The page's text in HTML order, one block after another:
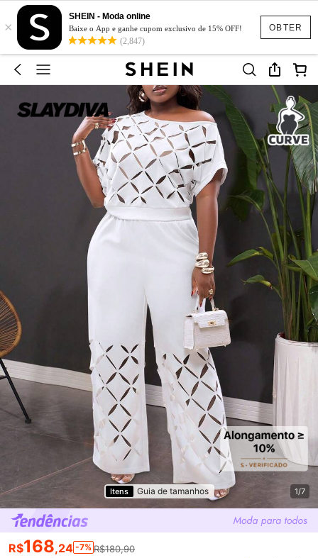
OBTER
×
SHEIN - Moda online
Baixe o App e ganhe cupom exclusivo de 15% OFF!
(2,847)
Itens Guia de tamanhos 1/7
R$168,24 -7% R$180,90